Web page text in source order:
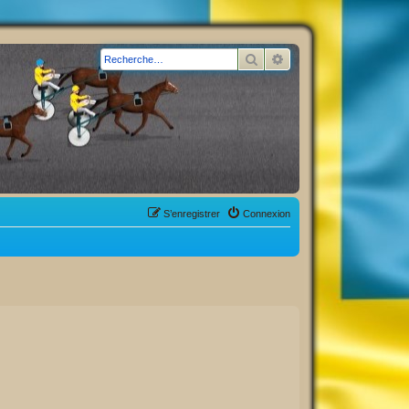
Rechercher
Connexion
S’enregistrer